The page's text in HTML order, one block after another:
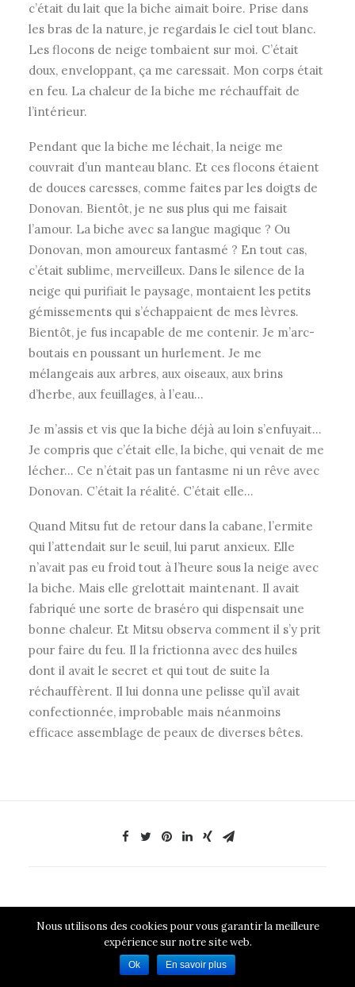
c’était du lait que la biche aimait boire. Prise dans
les bras de la nature, je regardais le ciel tout blanc.
Les flocons de neige tombaient sur moi. C’était
doux, enveloppant, ça me caressait. Mon corps était
en feu. La chaleur de la biche me réchauffait de
l’intérieur.
Pendant que la biche me léchait, la neige me
couvrait d’un manteau blanc. Et ces flocons étaient
de douces caresses, comme faites par les doigts de
Donovan. Bientôt, je ne sus plus qui me faisait
l’amour. La biche avec sa langue magique ? Ou
Donovan, mon amoureux fantasmé ? En tout cas,
c’était sublime, merveilleux. Dans le silence de la
neige qui purifiait le paysage, montaient les petits
gémissements qui s’échappaient de mes lèvres.
Bientôt, je fus incapable de me contenir. Je m’arc-
boutais en poussant un hurlement. Je me
mélangeais aux arbres, aux oiseaux, aux brins
d’herbe, aux feuillages, à l’eau…
Je m’assis et vis que la biche déjà au loin s’enfuyait…
Je compris que c’était elle, la biche, qui venait de me
lécher… Ce n’était pas un fantasme ni un rêve avec
Donovan. C’était la réalité. C’était elle…
Quand Mitsu fut de retour dans la cabane, l’ermite
qui l’attendait sur le seuil, lui parut anxieux. Elle
n’avait pas eu froid tout à l’heure sous la neige avec
la biche. Mais elle grelottait maintenant. Il avait
fabriqué une sorte de braséro qui dispensait une
bonne chaleur. Et Mitsu observa comment il s’y prit
pour faire du feu. Il la frictionna avec des huiles
dont il avait le secret et qui tout de suite la
réchauffèrent. Il lui donna une pelisse qu’il avait
confectionnée, improbable mais néanmoins
efficace assemblage de peaux de diverses bêtes.
Nous utilisons des cookies pour vous garantir la meilleure
expérience sur notre site web.
Ok En savoir plus